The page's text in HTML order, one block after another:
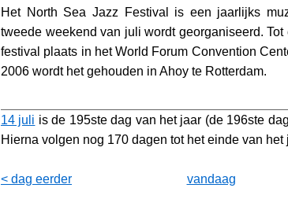
Het North Sea Jazz Festival is een jaarlijks
tweede weekend van juli wordt georganiseerd.
festival plaats in het World Forum Convention
2006 wordt het gehouden in Ahoy te Rotterdam.
14 juli is de 195ste dag van het jaar (de 196ste
Hierna volgen nog 170 dagen tot het einde van het
< dag eerder vandaag